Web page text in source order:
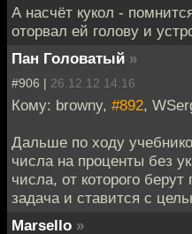
А насчёт кукол -
оторвал ей голову и
Пан Головатый »
#906 | 26.12.12 14:16
Кому: browny, #892,
Дальше по ходу
числа на проценты без
числа, от которого
задача и ставится с
Marsello »